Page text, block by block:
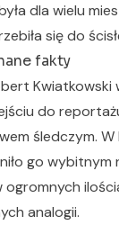
dla wielu
się do
fakty
do
śledczym.
go
ogromnych
analogii.